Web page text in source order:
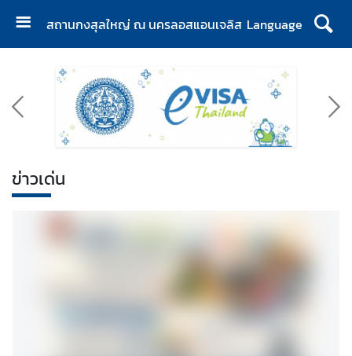
สถานกงสุลใหญ่ ณ นครลอสแอนเจลิส Language
ห
ง
า
น
ข่าวเด่น